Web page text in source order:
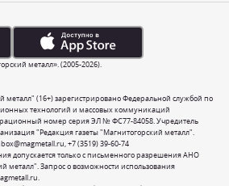
металл" (16+) зарегистрировано Федеральной службой по
технологий и массовых коммуникаций
номер серия ЭЛ № ФС77-84058. Учредитель
"Редакция газеты "Магнитогорский металл".
,+7 (3519) 39-60-74
допускается только с письменного разрешения АНО
металл". Запрос о возможности использования
.
металл». (2005-2026).